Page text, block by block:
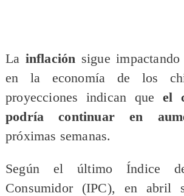
La inflación sigue
en la economía de los
proyecciones indican que el
podría continuar en
próximas semanas.
Según el último Índice
Consumidor (IPC), en abril